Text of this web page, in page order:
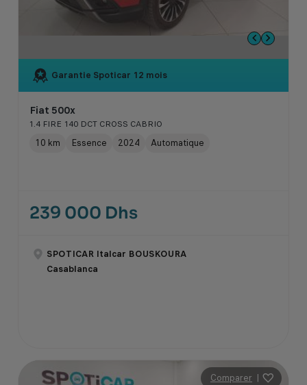
Garantie Spoticar 12 mois
Fiat 500x
1.4 FIRE 140 DCT CROSS CABRIO
10 km Essence 2024 Automatique
239 000 Dhs
SPOTICAR Italcar BOUSKOURA
Casablanca
Comparer |